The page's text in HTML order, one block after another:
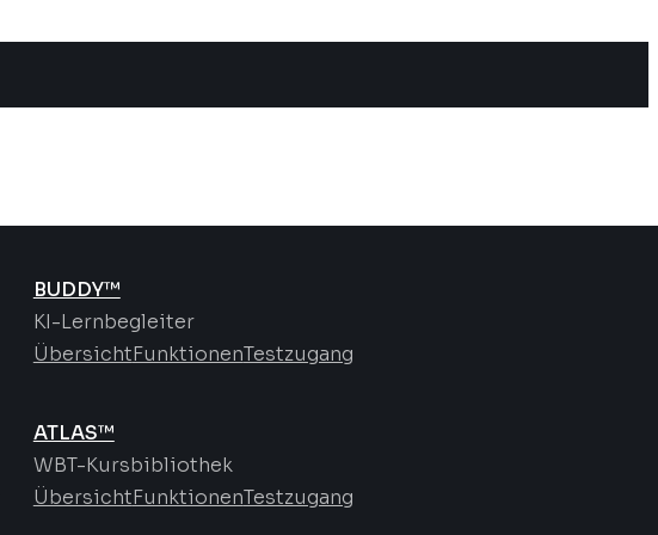
BUDDY™
KI-Lernbegleiter
ÜbersichtFunktionenTestzugang
ATLAS™
WBT-Kursbibliothek
ÜbersichtFunktionenTestzugang